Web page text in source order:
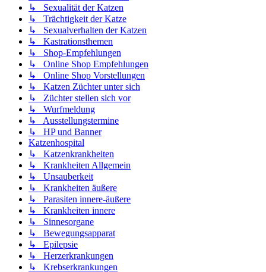
↳ Sexualität der Katzen
↳ Trächtigkeit der Katze
↳ Sexualverhalten der Katzen
↳ Kastrationsthemen
↳ Shop-Empfehlungen
↳ Online Shop Empfehlungen
↳ Online Shop Vorstellungen
↳ Katzen Züchter unter sich
↳ Züchter stellen sich vor
↳ Wurfmeldung
↳ Ausstellungstermine
↳ HP und Banner
Katzenhospital
↳ Katzenkrankheiten
↳ Krankheiten Allgemein
↳ Unsauberkeit
↳ Krankheiten äußere
↳ Parasiten innere-äußere
↳ Krankheiten innere
↳ Sinnesorgane
↳ Bewegungsapparat
↳ Epilepsie
↳ Herzerkrankungen
↳ Krebserkrankungen